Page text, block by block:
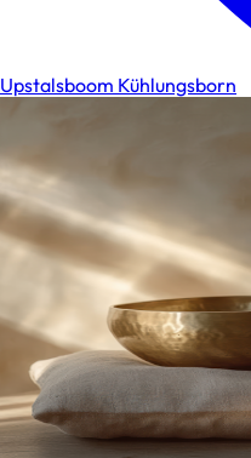
Upstalsboom Kühlungsborn